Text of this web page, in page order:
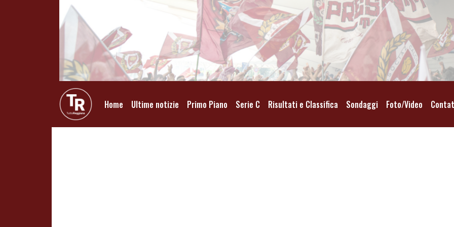
Home Ultime notizie Primo Piano Serie C Risultati e Classifica Sondaggi Foto/Video